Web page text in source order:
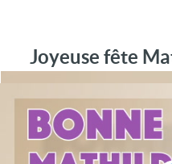
Joyeuse fête